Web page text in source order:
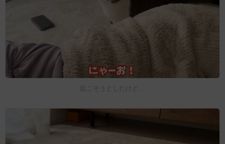
起こそうとしたけど…